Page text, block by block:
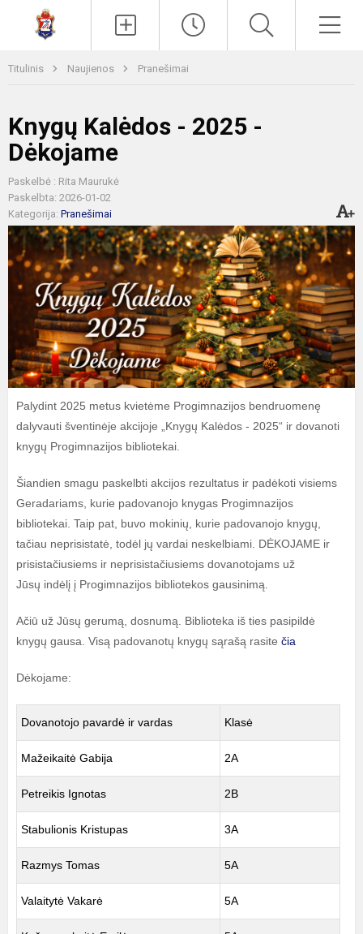
Titulinis Naujienos Pranešimai
Knygų Kalėdos - 2025 -
Dėkojame
Paskelbė : Rita Maurukė
Paskelbta: 2026-01-02
Kategorija: Pranešimai
Palydint 2025 metus kvietėme Progimnazijos bendruomenę
dalyvauti šventinėje akcijoje „Knygų Kalėdos - 2025“ ir dovanoti
knygų Progimnazijos bibliotekai.
Šiandien smagu paskelbti akcijos rezultatus ir padėkoti visiems
Geradariams, kurie padovanojo knygas Progimnazijos
bibliotekai. Taip pat, buvo mokinių, kurie padovanojo knygų,
tačiau neprisistatė, todėl jų vardai neskelbiami. DĖKOJAME ir
prisistačiusiems ir neprisistačiusiems dovanotojams už
Jūsų indėlį į Progimnazijos bibliotekos gausinimą.
Ačiū už Jūsų gerumą, dosnumą. Biblioteka iš ties pasipildė
knygų gausa. Visą padovanotų knygų sąrašą rasite čia
Dėkojame:
Dovanotojo pavardė ir vardas Klasė
Mažeikaitė Gabija 2A
Petreikis Ignotas 2B
Stabulionis Kristupas 3A
Razmys Tomas 5A
Valaitytė Vakarė 5A